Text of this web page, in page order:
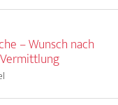
– Wunsch nach